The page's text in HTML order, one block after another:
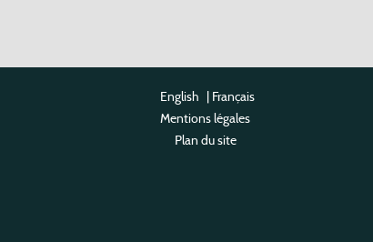
English | Français
Mentions légales
Plan du site